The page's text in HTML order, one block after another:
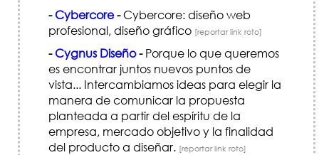
-Cybercore-Cybercore: diseño web
profesional, diseño gráfico [reportar link roto]
-Cygnus Diseño-Porque lo que queremos
es encontrar juntos nuevos puntos de
vista... Intercambiamos ideas para elegir la
manera de comunicar la propuesta
planteada a partir del espíritu de la
empresa, mercado objetivo y la finalidad
del producto a diseñar. [reportar link roto]